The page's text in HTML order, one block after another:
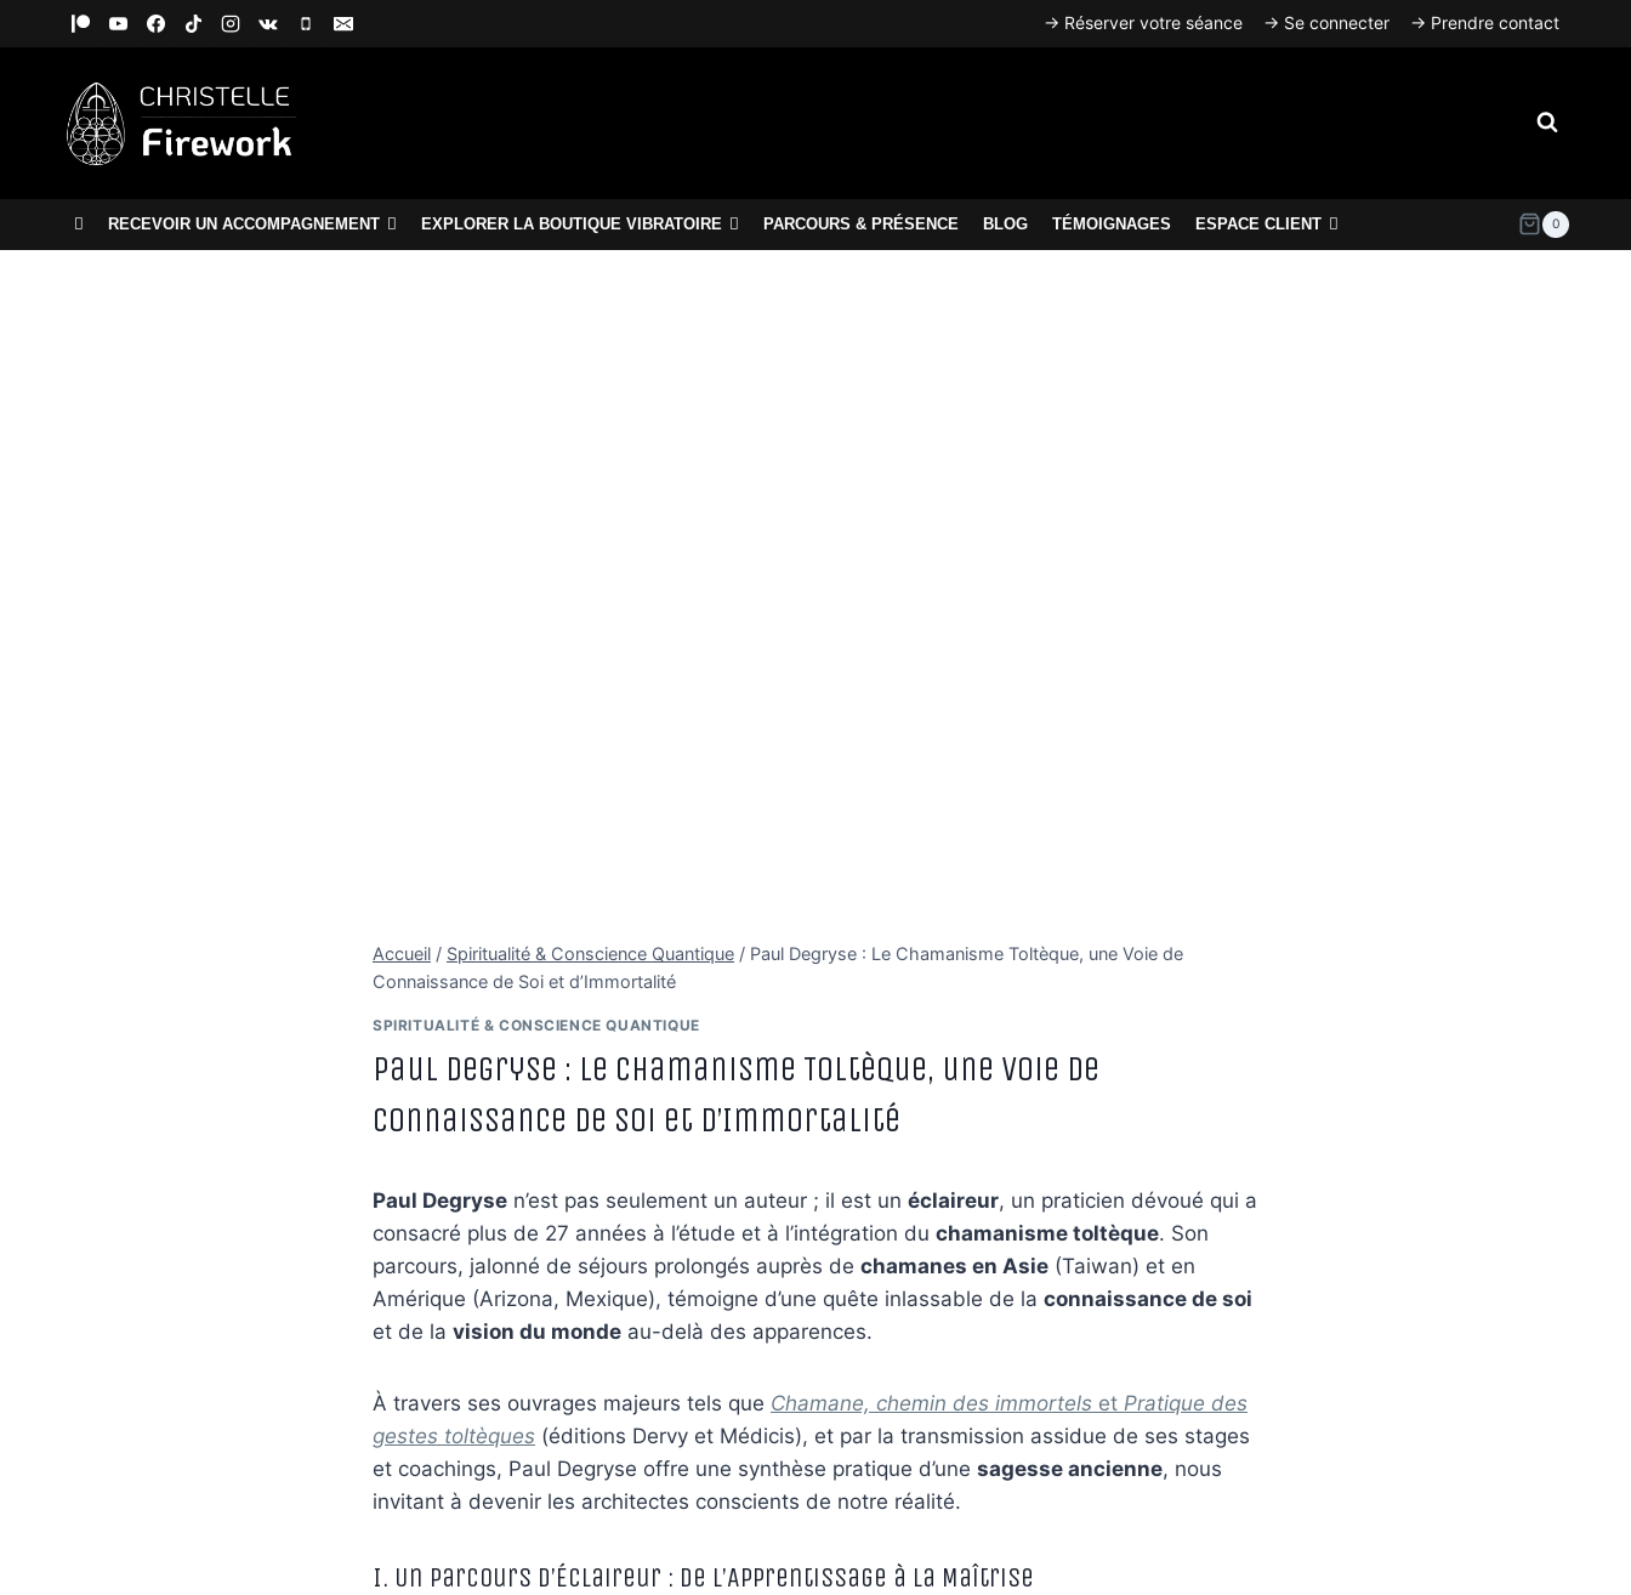
→ Réserver votre séance → Se connecter → Prendre contact
RECEVOIR UN ACCOMPAGNEMENT EXPLORER LA BOUTIQUE VIBRATOIRE PARCOURS & PRÉSENCE BLOG TÉMOIGNAGES ESPACE CLIENT 0
Accueil / Spiritualité & Conscience Quantique / Paul Degryse : Le Chamanisme Toltèque, une Voie de
Connaissance de Soi et d’Immortalité
SPIRITUALITÉ & CONSCIENCE QUANTIQUE
Paul Degryse : Le Chamanisme Toltèque, une Voie de
Connaissance de Soi et d’Immortalité
Paul Degryse n’est pas seulement un auteur ; il est un éclaireur, un praticien dévoué qui a
consacré plus de 27 années à l’étude et à l’intégration du chamanisme toltèque. Son
parcours, jalonné de séjours prolongés auprès de chamanes en Asie (Taiwan) et en
Amérique (Arizona, Mexique), témoigne d’une quête inlassable de la connaissance de soi
et de la vision du monde au-delà des apparences.
À travers ses ouvrages majeurs tels que Chamane, chemin des immortels et Pratique des
gestes toltèques (éditions Dervy et Médicis), et par la transmission assidue de ses stages
et coachings, Paul Degryse offre une synthèse pratique d’une sagesse ancienne, nous
invitant à devenir les architectes conscients de notre réalité.
I. Un Parcours d’Éclaireur : De l’Apprentissage à la Maîtrise